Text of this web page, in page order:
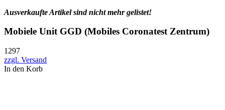
Ausverkaufte Artikel sind nicht mehr gelistet!
Mobiele Unit GGD (Mobiles Coronatest Zentrum)
1297
zzgl. Versand
In den Korb